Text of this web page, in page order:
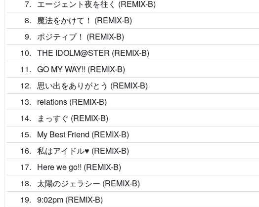
7
エージェント夜を往く (REMIX-B)
8
魔法をかけて！ (REMIX-B)
9
ポジティブ！ (REMIX-B)
10
THE IDOLM@STER (REMIX-B)
11
GO MY WAY!! (REMIX-B)
12
思い出をありがとう (REMIX-B)
13
relations (REMIX-B)
14
まっすぐ (REMIX-B)
15
My Best Friend (REMIX-B)
16
私はアイドル♥ (REMIX-B)
17
Here we go!! (REMIX-B)
18
太陽のジェラシー (REMIX-B)
19
9:02pm (REMIX-B)